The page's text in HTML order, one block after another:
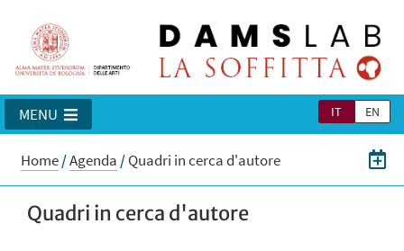
IT EN
MENU
Home/Agenda /Quadri in cerca d'autore
Quadri in cerca d'autore